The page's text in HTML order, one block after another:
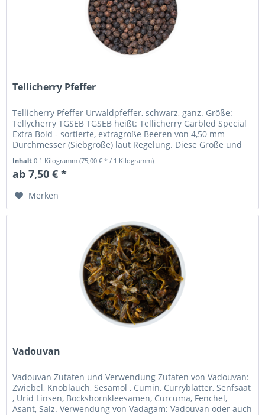
Tellicherry Pfeffer
Tellicherry Pfeffer Urwaldpfeffer, schwarz, ganz. Größe:
Tellycherry TGSEB TGSEB heißt: Tellicherry Garbled Special
Extra Bold - sortierte, extragroße Beeren von 4,50 mm
Durchmesser (Siebgröße) laut Regelung. Diese Größe und
Inhalt0.1 Kilogramm(75,00 € * / 1 Kilogramm)
ab 7,50 € *
Merken
Vadouvan
Vadouvan Zutaten und Verwendung Zutaten von Vadouvan:
Zwiebel, Knoblauch, Sesamöl , Cumin, Curryblätter, Senfsaat
, Urid Linsen, Bockshornkleesamen, Curcuma, Fenchel,
Asant, Salz. Verwendung von Vadagam: Vadouvan oder auch